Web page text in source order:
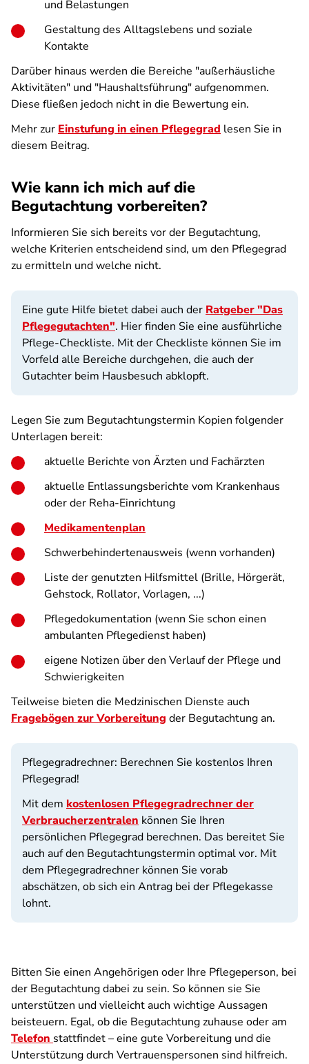
und Belastungen
Gestaltung des Alltagslebens und soziale
Kontakte
Darüber hinaus werden die Bereiche "außerhäusliche
Aktivitäten" und "Haushaltsführung" aufgenommen.
Diese fließen jedoch nicht in die Bewertung ein.
Mehr zur Einstufung in einen Pflegegrad lesen Sie in
diesem Beitrag.
Wie kann ich mich auf die
Begutachtung vorbereiten?
Informieren Sie sich bereits vor der Begutachtung,
welche Kriterien entscheidend sind, um den Pflegegrad
zu ermitteln und welche nicht.
Eine gute Hilfe bietet dabei auch der Ratgeber "Das
Pflegegutachten". Hier finden Sie eine ausführliche
Pflege-Checkliste. Mit der Checkliste können Sie im
Vorfeld alle Bereiche durchgehen, die auch der
Gutachter beim Hausbesuch abklopft.
Legen Sie zum Begutachtungstermin Kopien folgender
Unterlagen bereit:
aktuelle Berichte von Ärzten und Fachärzten
aktuelle Entlassungsberichte vom Krankenhaus
oder der Reha-Einrichtung
Medikamentenplan
Schwerbehindertenausweis (wenn vorhanden)
Liste der genutzten Hilfsmittel (Brille, Hörgerät,
Gehstock, Rollator, Vorlagen, ...)
Pflegedokumentation (wenn Sie schon einen
ambulanten Pflegedienst haben)
eigene Notizen über den Verlauf der Pflege und
Schwierigkeiten
Teilweise bieten die Medzinischen Dienste auch
Fragebögen zur Vorbereitung der Begutachtung an.
Pflegegradrechner: Berechnen Sie kostenlos Ihren
Pflegegrad!
Mit dem kostenlosen Pflegegradrechner der
Verbraucherzentralen können Sie Ihren
persönlichen Pflegegrad berechnen. Das bereitet Sie
auch auf den Begutachtungstermin optimal vor. Mit
dem Pflegegradrechner können Sie vorab
abschätzen, ob sich ein Antrag bei der Pflegekasse
lohnt.
Bitten Sie einen Angehörigen oder Ihre Pflegeperson, bei
der Begutachtung dabei zu sein. So können sie Sie
unterstützen und vielleicht auch wichtige Aussagen
beisteuern. Egal, ob die Begutachtung zuhause oder am
Telefon stattfindet – eine gute Vorbereitung und die
Unterstützung durch Vertrauenspersonen sind hilfreich.